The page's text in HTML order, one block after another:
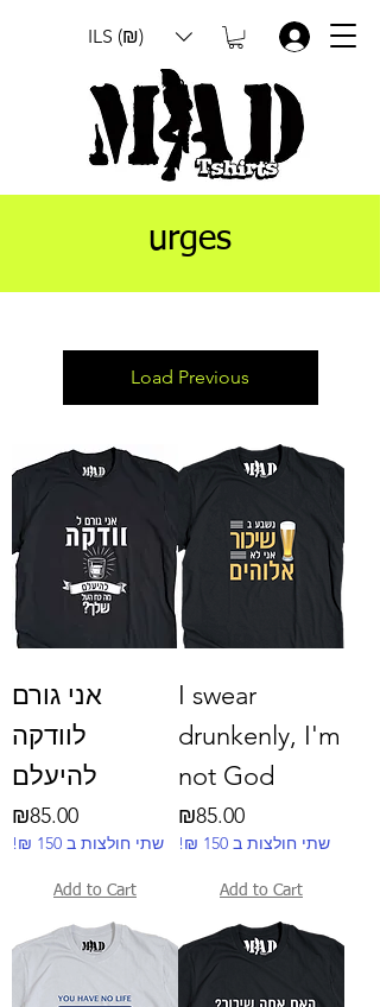
ILS (₪) .
urges
Load Previous
אני גורם
לוודקה
להיעלם
Price
₪85.00
!₪ שתי חולצות ב 150
Add to Cart
I swear
drunkenly, I'm
not God
Price
₪85.00
!₪ שתי חולצות ב 150
Add to Cart